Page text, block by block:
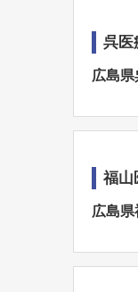
呉医
広島
福山
広島